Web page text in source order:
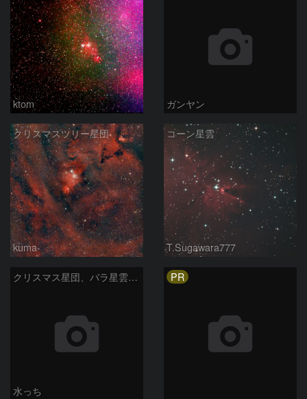
ktom ガンヤン
クリスマスツリー星団
kuma-
コーン星雲
T.Sugawara777
クリスマス星団、バラ星雲からかもめ星雲付近の星空
水っち
PR